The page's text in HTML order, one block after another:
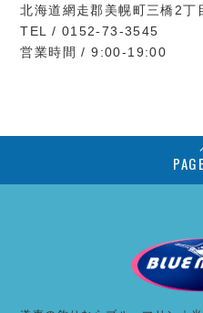
北海道網走郡美幌町三橋2丁
TEL / 0152-73-3545
営業時間 / 9:00-19:00